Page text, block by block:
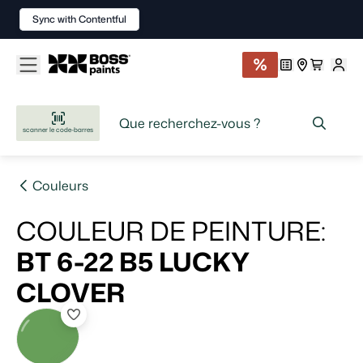
scanner le code-barres
Couleurs
COULEUR DE PEINTURE:
BT 6-22 B5 LUCKY
CLOVER
Sync with Contentful